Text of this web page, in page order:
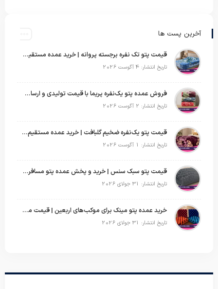
آخرین پست ها
قیمت پتو تک نفره برجسته پروانه | خرید عمده مستقیم با بهترین قیمت بازار
تاریخ انتشار: 4 آگوست 2026
فروش عمده پتو یک‌نفره پریما با قیمت تولیدی و ارسال به سراسر کشور
تاریخ انتشار: 2 آگوست 2026
قیمت پتو یک‌نفره ضخیم گلبافت | خرید عمده مستقیم با بهترین قیمت
تاریخ انتشار: 1 آگوست 2026
قیمت پتو سبک سنس | خرید و پخش عمده پتو مسافرتی Sense
تاریخ انتشار: 31 جولای 2026
خرید عمده پتو مینک برای موکب‌های اربعین | قیمت مناسب و ارسال سریع
تاریخ انتشار: 31 جولای 2026